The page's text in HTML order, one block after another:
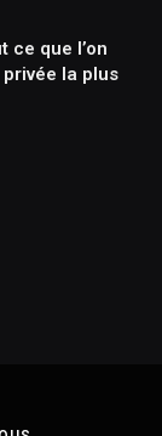
ce que l’on
la plus